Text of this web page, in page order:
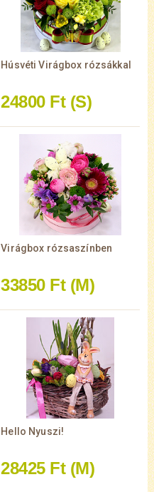
Húsvéti Virágbox rózsákkal
24800 Ft (S)
Virágbox rózsaszínben
33850 Ft (M)
Hello Nyuszi!
28425 Ft (M)